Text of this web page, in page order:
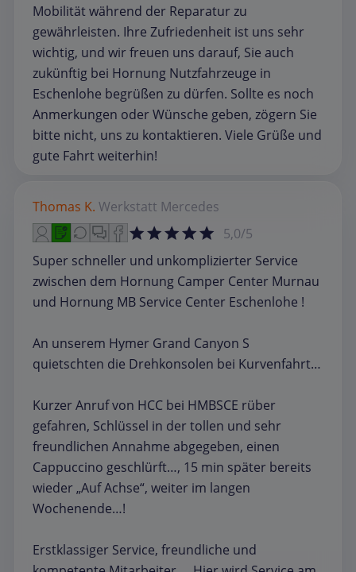
Mobilität während der Reparatur zu
gewährleisten. Ihre Zufriedenheit ist uns sehr
wichtig, und wir freuen uns darauf, Sie auch
zukünftig bei Hornung Nutzfahrzeuge in
Eschenlohe begrüßen zu dürfen. Sollte es noch
Anmerkungen oder Wünsche geben, zögern Sie
bitte nicht, uns zu kontaktieren. Viele Grüße und
gute Fahrt weiterhin!
Thomas K. Werkstatt Mercedes
5,0/5
Super schneller und unkomplizierter Service
zwischen dem Hornung Camper Center Murnau
und Hornung MB Service Center Eschenlohe !
An unserem Hymer Grand Canyon S
quietschten die Drehkonsolen bei Kurvenfahrt…
Kurzer Anruf von HCC bei HMBSCE rüber
gefahren, Schlüssel in der tollen und sehr
freundlichen Annahme abgegeben, einen
Cappuccino geschlürft…, 15 min später bereits
wieder „Auf Achse“, weiter im langen
Wochenende…!
Erstklassiger Service, freundliche und